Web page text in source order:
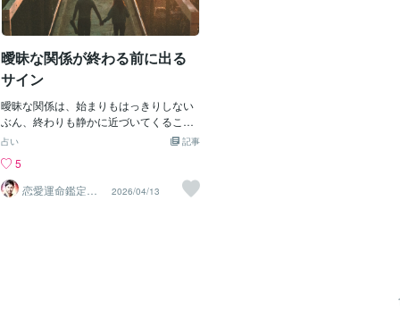
曖昧な関係が終わる前に出る
サイン
曖昧な関係は、始まりもはっきりしない
ぶん、終わりも静かに近づいてくること
があります。はっきり「終わり」と言わ
気が変わる。前とは違う違和感が続く。
そんな時、心のどこかで気づいているこ
ともありますよね。「もしかして、この
記事
占い
5
恋愛運命鑑定士
光輝｜洞察タロ
2026/04/13
1